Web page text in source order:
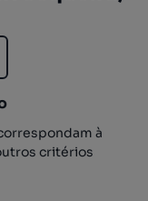
à
critérios